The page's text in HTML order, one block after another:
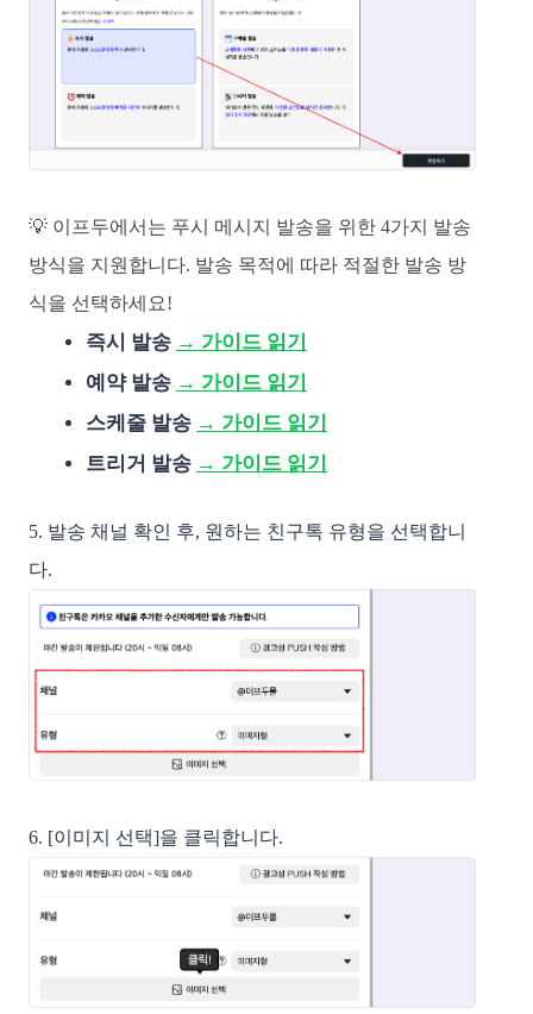
💡 이프두에서는 푸시 메시지 발송을 위한 4가지 발송
방식을 지원합니다. 발송 목적에 따라 적절한 발송 방
식을 선택하세요!
즉시 발송 → 가이드 읽기
예약 발송 → 가이드 읽기
스케줄 발송 → 가이드 읽기
트리거 발송 → 가이드 읽기
5. 발송 채널 확인 후, 원하는 친구톡 유형을 선택합니
다.
6. [이미지 선택]을 클릭합니다.